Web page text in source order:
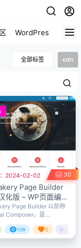
WordPress美化
全部标签 cdn
30
2024-02-02
Page Builder
化版 – WP页面编辑
Page Builder 以前称
Composer，是
上最畅销，最受欢迎
面构建器插件之一。可
建任何类型的布局，不
109 0
赖胖子